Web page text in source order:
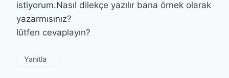
istiyorum.Nasıl dilekçe yazılır bana örnek olarak
yazarmısınız?
lütfen cevaplayın?
Yanıtla